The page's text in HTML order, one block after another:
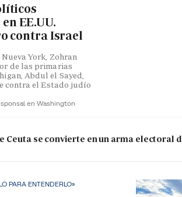
EE.UU.
contra Israel
York, Zohran
de las primarias
Abdul el Sayed,
contra el Estado judío
en Washington
Ceuta se convierte en un arma electoral
PARA ENTENDERLO»